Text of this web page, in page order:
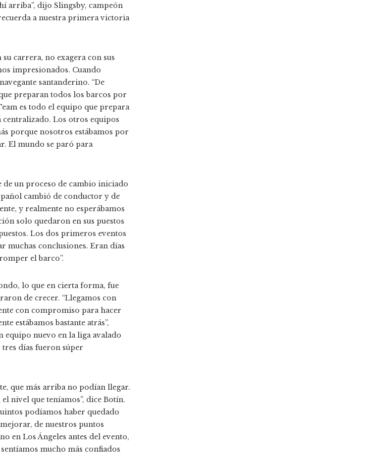
arriba”, dijo Slingsby, campeón
a nuestra primera victoria
carrera, no exagera con sus
impresionados. Cuando
santanderino. “De
preparan todos los barcos por
es todo el equipo que prepara
centralizado. Los otros equipos
porque nosotros estábamos por
El mundo se paró para
de un proceso de cambio iniciado
cambió de conductor y de
y realmente no esperábamos
solo quedaron en sus puestos
Los dos primeros eventos
muchas conclusiones. Eran días
el barco”.
lo que en cierta forma, fue
de crecer. “Llegamos con
con compromiso para hacer
estábamos bastante atrás”,
equipo nuevo en la liga avalado
tres días fueron súper
que más arriba no podían llegar.
nivel que teníamos”, dice Botín.
podíamos haber quedado
de nuestros puntos
en Los Ángeles antes del evento,
mucho más confiados